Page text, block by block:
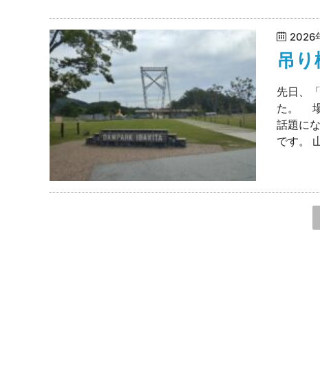
2026
吊
先日、
た。 場
話題に
です。